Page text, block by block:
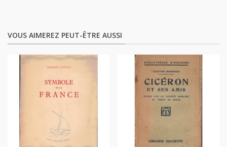
VOUS AIMEREZ PEUT-ÊTRE AUSSI